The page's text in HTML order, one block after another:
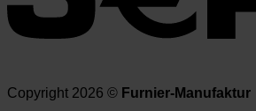
Copyright 2026 © Furnier-Manufaktur